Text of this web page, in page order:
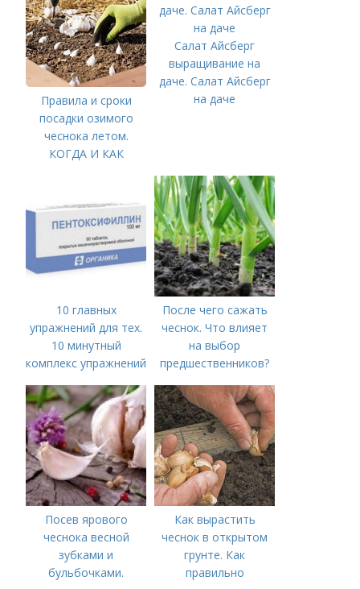
Правила и сроки
посадки озимого
чеснока летом.
КОГДА И КАК
ЧЕСНОК
Салат Айсберг
выращивание на
даче. Салат Айсберг
на даче
10 главных
упражнений для тех.
10 минутный
комплекс упражнений
времени на спорт
После чего сажать
чеснок. Что влияет
на выбор
предшественников?
Посев ярового
чеснока весной
зубками и
бульбочками.
Как вырастить
чеснок в открытом
грунте. Как
правильно